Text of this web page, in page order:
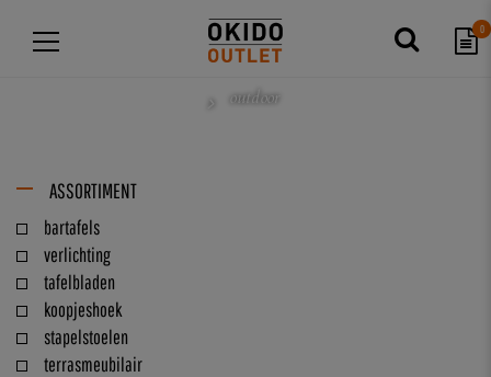
0
outdoor
ASSORTIMENT
bartafels
verlichting
tafelbladen
koopjeshoek
stapelstoelen
terrasmeubilair